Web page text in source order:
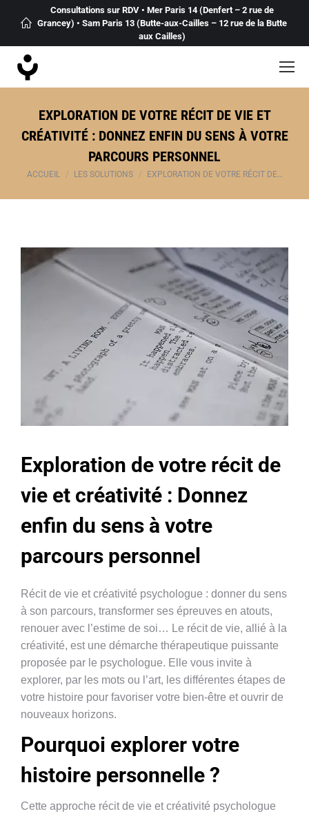
Consultations sur RDV • Mer Paris 14 (Denfert – 2 rue de
Grancey) • Sam Paris 13 (Butte-aux-Cailles – 12 rue de la Butte
aux Cailles)
EXPLORATION DE VOTRE RÉCIT DE VIE ET
CRÉATIVITÉ : DONNEZ ENFIN DU SENS À VOTRE
PARCOURS PERSONNEL
Vous êtes ici :
ACCUEIL LES SOLUTIONS EXPLORATION DE VOTRE RÉCIT DE…
Exploration de votre récit de
vie et créativité : Donnez
enfin du sens à votre
parcours personnel
Récit de vie et créativité psychologue : donner du sens
à son parcours, transformer ses épreuves en atouts,
renouer avec l’estime de soi… Le récit de vie, allié à la
créativité, est une démarche thérapeutique puissante
proposée par le psychologue. Elle vous invite à
explorer, par les mots ou l’art, les différentes étapes de
votre histoire pour favoriser votre bien-être et ouvrir de
nouveaux horizons.
Pourquoi explorer votre
histoire personnelle ?
Cette approche récit de vie et créativité psychologue